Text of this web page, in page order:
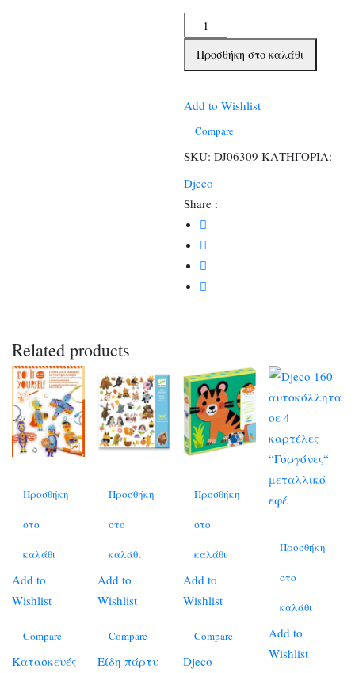
Djeco
Ταξινόμησης
κουτί
ποσότητα
Προσθήκη στο καλάθι
Add to Wishlist
Compare
SKU: DJ06309 ΚΑΤΗΓΟΡΙΑ:
Djeco
Share :
Related products
Προσθήκη
στο
καλάθι
Add to
Wishlist
Compare
Κατασκευές
Προσθήκη
στο
καλάθι
Add to
Wishlist
Compare
Είδη πάρτυ
Προσθήκη
στο
καλάθι
Add to
Wishlist
Compare
Djeco
Προσθήκη
στο
καλάθι
Add to
Wishlist